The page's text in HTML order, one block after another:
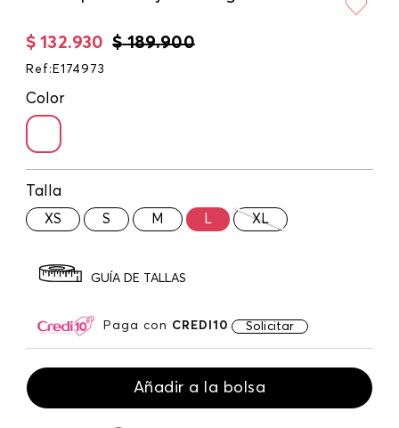
$ 189.900
$ 132.930
Ref : E174973
Color
Talla
XS S M L XL
GUÍA DE TALLAS
Paga con CREDI10 Solicitar
Añadir a la bolsa